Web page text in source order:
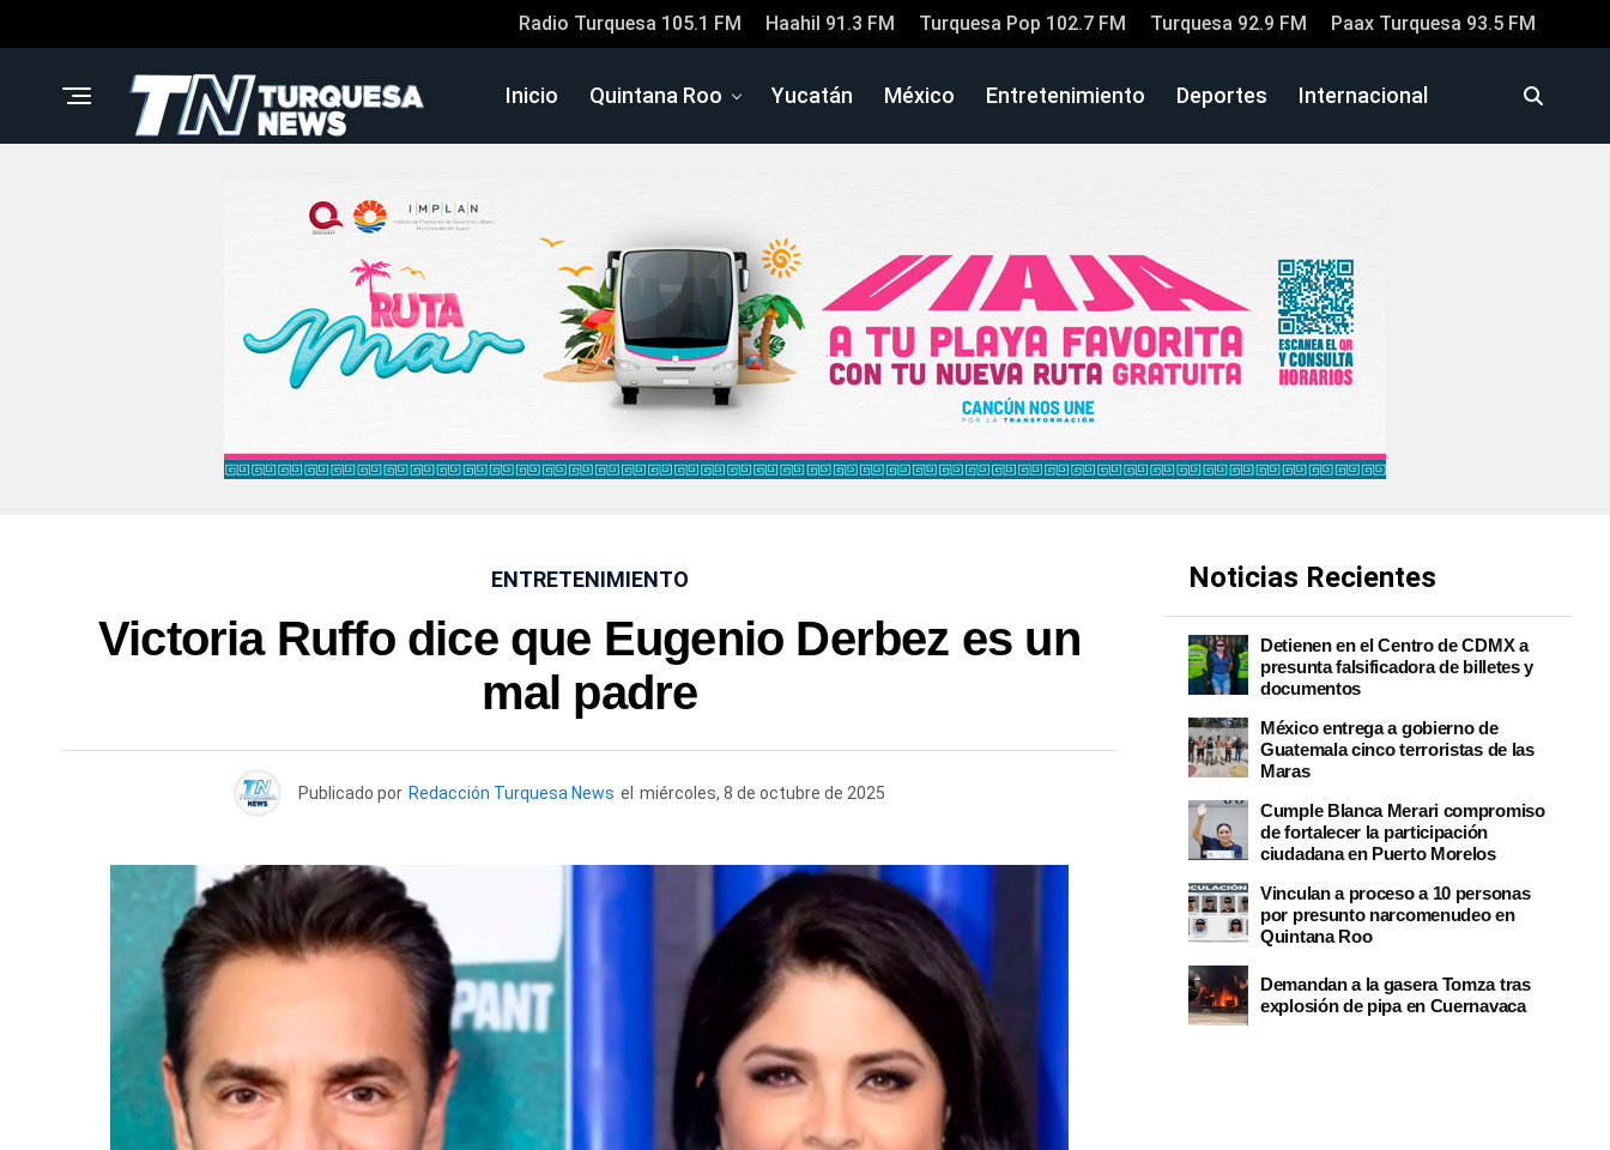
Radio Turquesa 105.1 FM Haahil 91.3 FM Turquesa Pop 102.7 FM Turquesa 92.9 FM Paax Turquesa 93.5 FM
Inicio Quintana Roo Yucatán México Entretenimiento Deportes Internacional
ENTRETENIMIENTO
Victoria Ruffo dice que Eugenio Derbez es un
mal padre
Publicado por Redacción Turquesa News el miércoles, 8 de octubre de 2025
Noticias Recientes
Detienen en el Centro de CDMX a
presunta falsificadora de billetes y
documentos
México entrega a gobierno de
Guatemala cinco terroristas de las
Maras
Cumple Blanca Merari compromiso
de fortalecer la participación
ciudadana en Puerto Morelos
Vinculan a proceso a 10 personas
por presunto narcomenudeo en
Quintana Roo
Demandan a la gasera Tomza tras
explosión de pipa en Cuernavaca